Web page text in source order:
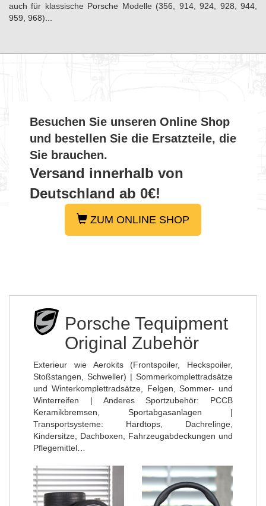
auch für klassische Porsche Modelle (356, 914, 924, 928, 944,
959, 968)...
Besuchen Sie unseren Online Shop
und bestellen Sie die Ersatzteile, die
Sie brauchen.
Versand innerhalb von
Deutschland ab 0€!
ZUM ONLINE SHOP
Porsche Tequipment
Original Zubehör
Exterieur wie Aerokits (Frontspoiler, Heckspoiler,
Stoßstangen, Schweller) | Sommerkomplettradsätze
und Winterkomplettradsätze, Felgen, Sommer- und
Winterreifen | Anderes Sportzubehör: PCCB
Keramikbremsen, Sportabgasanlagen |
Transportsysteme: Hardtops, Dachrelinge,
Kindersitze, Dachboxen, Fahrzeugabdeckungen und
Pflegemittel…